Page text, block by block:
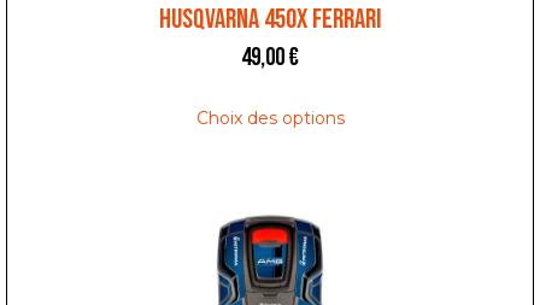
HUSQVARNA 450X FERRARI
49,00€
Choix des options